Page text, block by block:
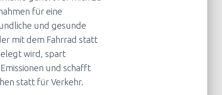
für eine
und gesunde
mit dem Fahrrad statt
wird, spart
und schafft
statt für Verkehr.